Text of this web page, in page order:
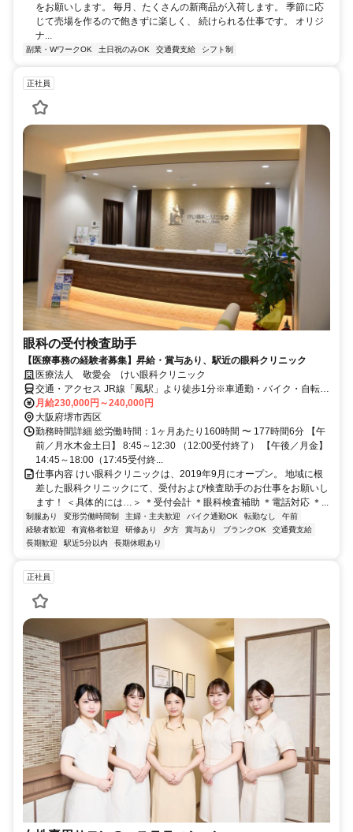
をお願いします。 毎月、たくさんの新商品が入荷します。 季節に応
じて売場を作るので飽きずに楽しく、 続けられる仕事です。 オリジ
ナ...
副業・WワークOK 土日祝のみOK 交通費支給 シフト制
正社員
眼科の受付検査助手
【医療事務の経験者募集】昇給・賞与あり、駅近の眼科クリニック
医療法人 敬愛会 けい眼科クリニック
交通・アクセス JR線「鳳駅」より徒歩1分※車通勤・バイク・自転車
通勤OK
月給230,000円～240,000円
大阪府堺市西区
勤務時間詳細 総労働時間：1ヶ月あたり160時間 〜 177時間6分 【午
前／月水木金土日】 8:45～12:30 （12:00受付終了） 【午後／月金】
14:45～18:00（17:45受付終...
仕事内容 けい眼科クリニックは、2019年9月にオープン。 地域に根
差した眼科クリニックにて、受付および検査助手のお仕事をお願いし
ます！ ＜具体的には…＞ ＊受付会計 ＊眼科検査補助 ＊電話対応 ＊...
制服あり 変形労働時間制 主婦・主夫歓迎 バイク通勤OK 転勤なし
午前
経験者歓迎
有資格者歓迎 研修あり 夕方 賞与あり ブランクOK
交通費支給
長期歓迎
駅近5分以内 長期休暇あり
正社員